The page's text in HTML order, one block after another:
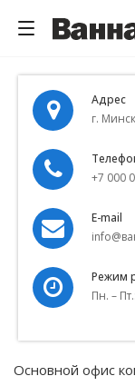
Адрес
г.
+7 000
E-mail
Режим
Пн. –
Основной офис